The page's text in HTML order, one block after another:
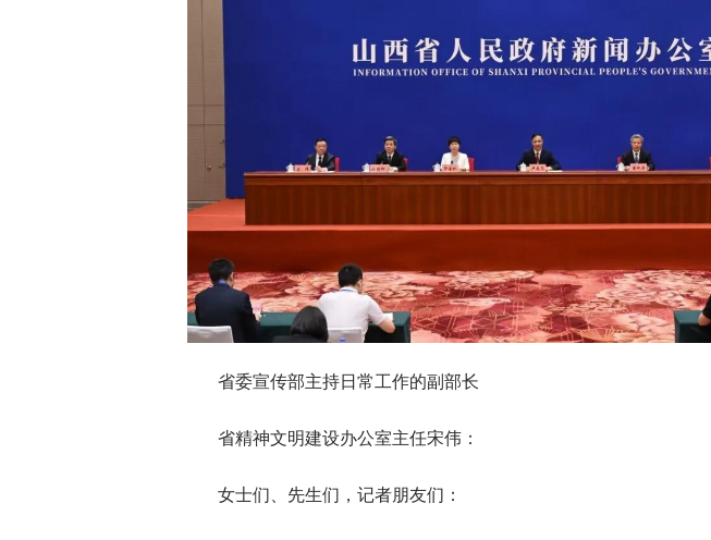
省委宣传部主持日常工作的副部长
省精神文明建设办公室主任宋伟：
女士们、先生们，记者朋友们：